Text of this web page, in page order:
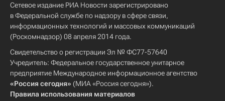
Сетевое издание РИА Новости зарегистрировано
в Федеральной службе по надзору в сфере связи,
информационных технологий и массовых коммуникаций
(Роскомнадзор) 08 апреля 2014 года.
Свидетельство о регистрации Эл № ФС77-57640
Учредитель: Федеральное государственное унитарное
предприятие Международное информационное агентство
«Россия сегодня» (МИА «Россия сегодня»).
Правила использования материалов